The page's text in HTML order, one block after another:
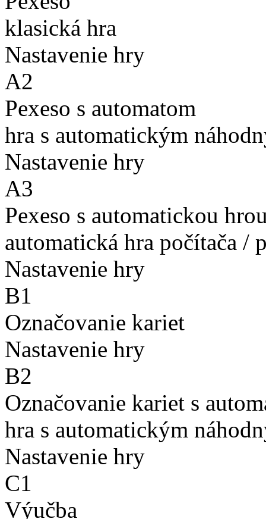
klasická hra
Nastavenie hry
A2
Pexeso s automatom
hra s automatickým
Nastavenie hry
A3
Pexeso s automatickou
automatická hra počítača /
Nastavenie hry
B1
Označovanie kariet
Nastavenie hry
B2
Označovanie kariet s
hra s automatickým
Nastavenie hry
C1
Výučba